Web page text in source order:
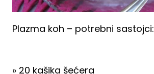
Plazma koh – potrebni sastojci:
» 20 kašika šećera